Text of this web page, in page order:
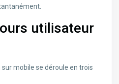
utilisateur
sur mobile se déroule en trois